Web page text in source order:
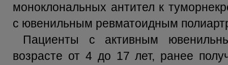
моноклональных антител к
с ювенильным ревматоидным
Пациенты с активным
возрасте от 4 до 17 лет, ранее